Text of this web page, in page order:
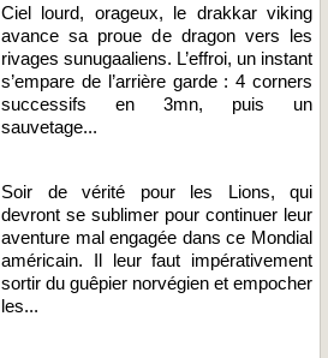
Ciel lourd, orageux, le drakkar viking
avance sa proue de dragon vers les
rivages sunugaaliens. L’effroi, un instant
s’empare de l’arrière garde : 4 corners
successifs en 3mn, puis un
sauvetage...
Soir de vérité pour les Lions, qui
devront se sublimer pour continuer leur
aventure mal engagée dans ce Mondial
américain. Il leur faut impérativement
sortir du guêpier norvégien et empocher
les...